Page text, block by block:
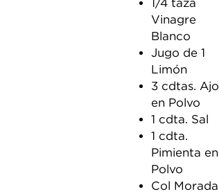
1/4 taza
Vinagre
Blanco
Jugo de 1
Limón
3 cdtas. Ajo
en Polvo
1 cdta. Sal
1 cdta.
Pimienta en
Polvo
Col Morada